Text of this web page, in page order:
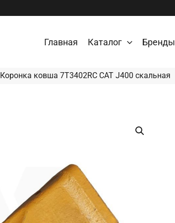
Главная Каталог Бренды
Коронка ковша 7T3402RC CAT J400 скальная